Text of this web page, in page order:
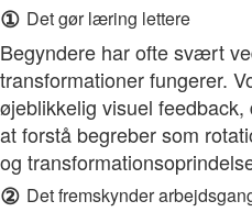
① Det gør læring lettere
Begyndere har ofte svært
transformationer fungerer.
øjeblikkelig visuel
at forstå begreber som
og
② Det fremskynder